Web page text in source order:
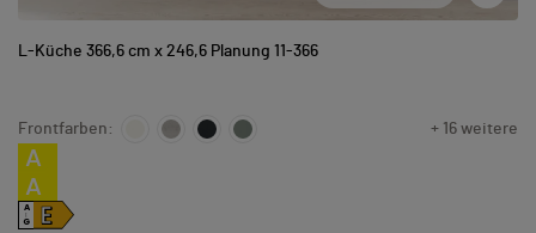
L-Küche 366,6 cm x 246,6 Planung 11-366
Frontfarben: + 16 weitere
A
A
A
↑
G E